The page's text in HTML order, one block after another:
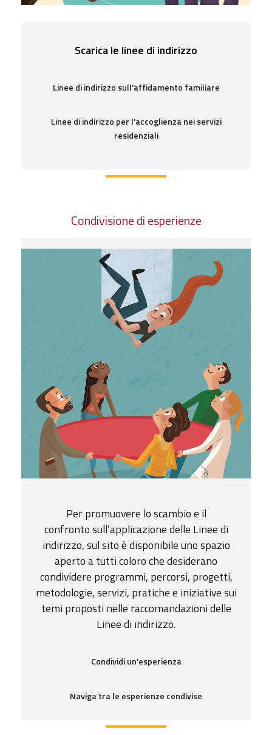
Scarica le linee di indirizzo
Linee di indirizzo sull’affidamento familiare
Linee di indirizzo per l’accoglienza nei servizi
residenziali
Condivisione di esperienze
Per promuovere lo scambio e il
confronto sull’applicazione delle Linee di
indirizzo, sul sito è disponibile uno spazio
aperto a tutti coloro che desiderano
condividere programmi, percorsi, progetti,
metodologie, servizi, pratiche e iniziative sui
temi proposti nelle raccomandazioni delle
Linee di indirizzo.
Condividi un’esperienza
Naviga tra le esperienze condivise